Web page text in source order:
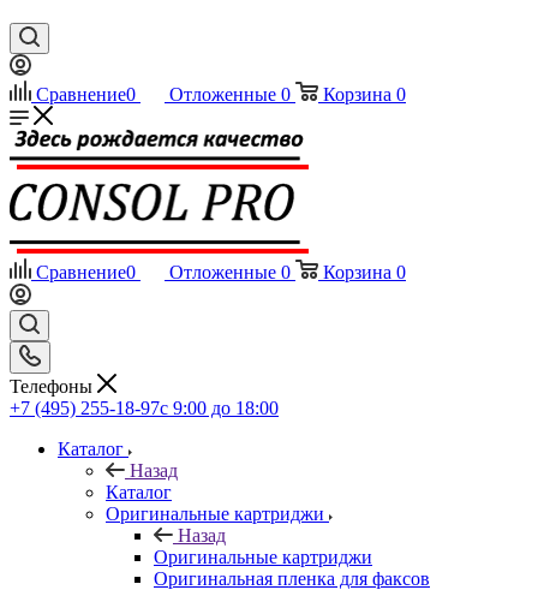
Сравнение0 Отложенные 0 Корзина 0
Сравнение0 Отложенные 0 Корзина 0
Телефоны
+7 (495) 255-18-97с 9:00 до 18:00
Каталог
Назад
Каталог
Оригинальные картриджи
Назад
Оригинальные картриджи
Оригинальная пленка для факсов